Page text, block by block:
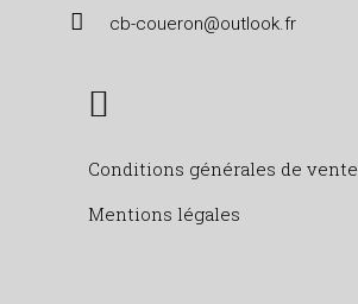
cb-coueron@outlook.fr
Conditions générales de vente
Mentions légales